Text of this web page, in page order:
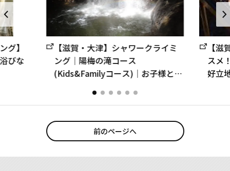
グ】
びな
【滋賀・大津】シャワークライミ
ング｜陽梅の滝コース
(Kids&Familyコース)｜お子様と一
【
スメ
好立
前のページへ